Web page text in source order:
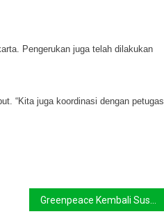
Pengerukan juga telah dilakukan
“Kita juga koordinasi dengan petugas